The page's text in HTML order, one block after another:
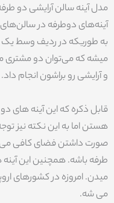
مدل آینه سالن آرایشی دو
آینه‌های دوطرفه در
به طوریکه در ردیف وسط یک
میشه که می‌توان دو مشتری
و آرایشی رو براشون انجام داد.
قابل ذکره که این آینه های
هستن اما به این نکته نیز
صورت داشتن فضای کافی می
طرفه باشه. همچنین این آینه
میدن. امروزه در کشورهای
می شه.